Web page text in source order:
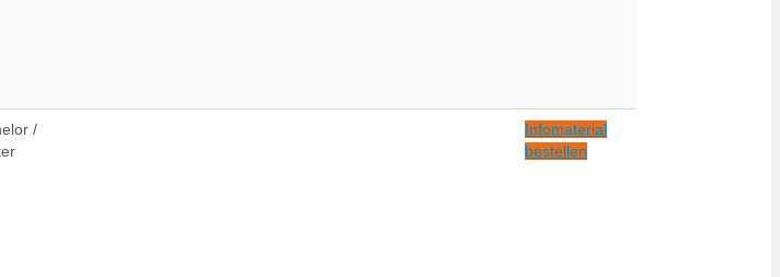
/
Infomaterial
bestellen